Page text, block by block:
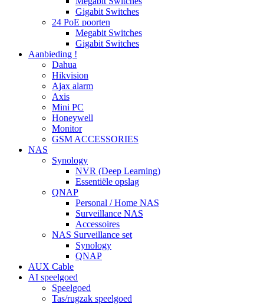
Gigabit Switches
24 PoE poorten
Megabit Switches
Gigabit Switches
Aanbieding !
Dahua
Hikvision
Ajax alarm
Axis
Mini PC
Honeywell
Monitor
GSM ACCESSORIES
NAS
Synology
NVR (Deep Learning)
Essentiële opslag
QNAP
Personal / Home NAS
Surveillance NAS
Accessoires
NAS Surveillance set
Synology
QNAP
AUX Cable
AI speelgoed
Speelgoed
Tas/rugzak speelgoed